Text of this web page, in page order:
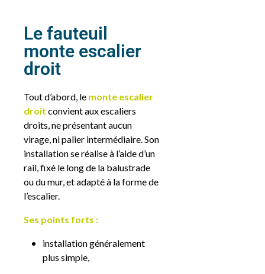
Le fauteuil
monte escalier
droit
Tout d’abord, le monte escalier
droit convient aux escaliers
droits, ne présentant aucun
virage, ni palier intermédiaire. Son
installation se réalise à l’aide d’un
rail, fixé le long de la balustrade
ou du mur, et adapté à la forme de
l’escalier.
Ses points forts :
installation généralement
plus simple,